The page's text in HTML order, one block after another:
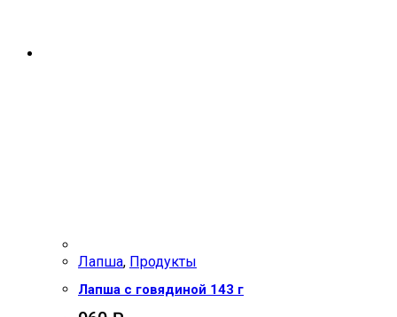
Лапша, Продукты
Лапша с говядиной 143 г